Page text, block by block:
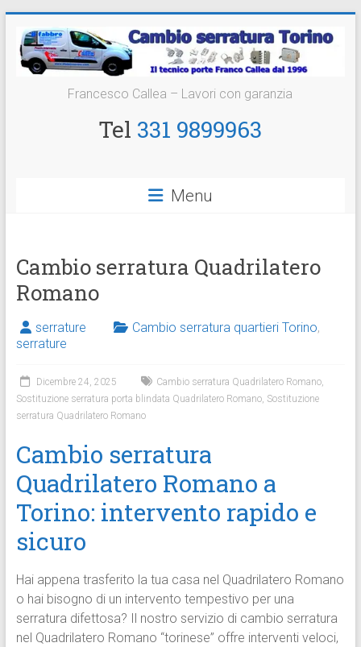
contenuto
Cambio
Serratura
Francesco Callea – Lavori con garanzia
Tel 331 9899963
Menu
Cambio serratura Quadrilatero
Romano
serrature Cambio serratura quartieri Torino,
serrature
Dicembre 24, 2025 Cambio serratura Quadrilatero Romano,
Sostituzione serratura porta blindata Quadrilatero Romano, Sostituzione
serratura Quadrilatero Romano
Cambio serratura
Quadrilatero Romano a
Torino: intervento rapido e
sicuro
Hai appena trasferito la tua casa nel Quadrilatero Romano
o hai bisogno di un intervento tempestivo per una
serratura difettosa? Il nostro servizio di cambio serratura
nel Quadrilatero Romano “torinese” offre interventi veloci,